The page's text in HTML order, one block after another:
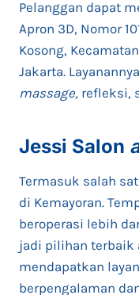
Pelanggan dapat
Apron 3D, Nomor
Kosong,
Jakarta.
massage, refleksi,
Jessi Salon
Termasuk salah
di Kemayoran.
beroperasi lebih
jadi pilihan terbaik
mendapatkan
berpengalaman